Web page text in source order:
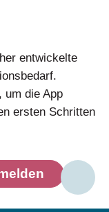
entwickelte
um die App
ersten Schritten